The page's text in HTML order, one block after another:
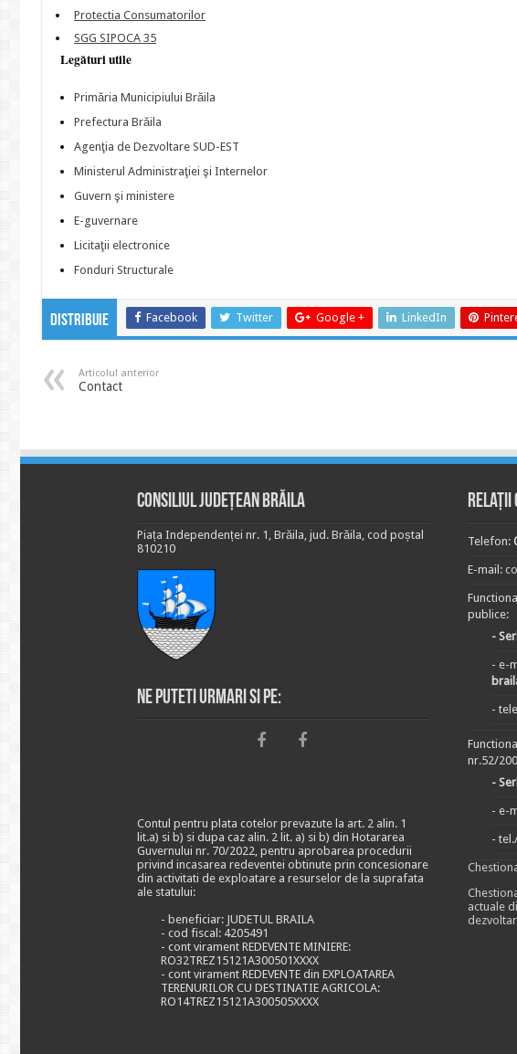
Protectia Consumatorilor
SGG SIPOCA 35
Legături utile
Primăria Municipiului Brăila
Prefectura Brăila
Agenţia de Dezvoltare SUD-EST
Ministerul Administraţiei şi Internelor
Guvern şi ministere
E-guvernare
Licitaţii electronice
Fonduri Structurale
Distribuie Facebook Twitter Google + LinkedIn
Articolul anterior
Contact
Consiliul Județean Brăila
Piața Independenței nr. 1, Brăila, jud. Brăila, cod poștal
810210
Ne puteti urmari si pe:
Contul pentru plata cotelor prevazute la art. 2 alin. 1
lit.a) si b) si dupa caz alin. 2 lit. a) si b) din Hotararea
Guvernului nr. 70/2022, pentru aprobarea procedurii
privind incasarea redeventei obtinute prin concesionare
din activitati de exploatare a resurselor de la suprafata
ale statului:
- beneficiar: JUDETUL BRAILA
- cod fiscal: 4205491
- cont virament REDEVENTE MINIERE:
RO32TREZ15121A300501XXXX
- cont virament REDEVENTE din EXPLOATAREA
TERENURILOR CU DESTINATIE AGRICOLA:
RO14TREZ15121A300505XXXX
Relații
Telefon:
E-mail:
publice:
-
- e-
-
nr.52/
-
- e-
-
actuale